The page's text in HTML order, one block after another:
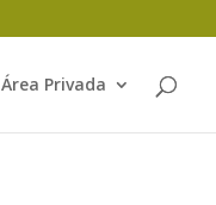
Área Privada